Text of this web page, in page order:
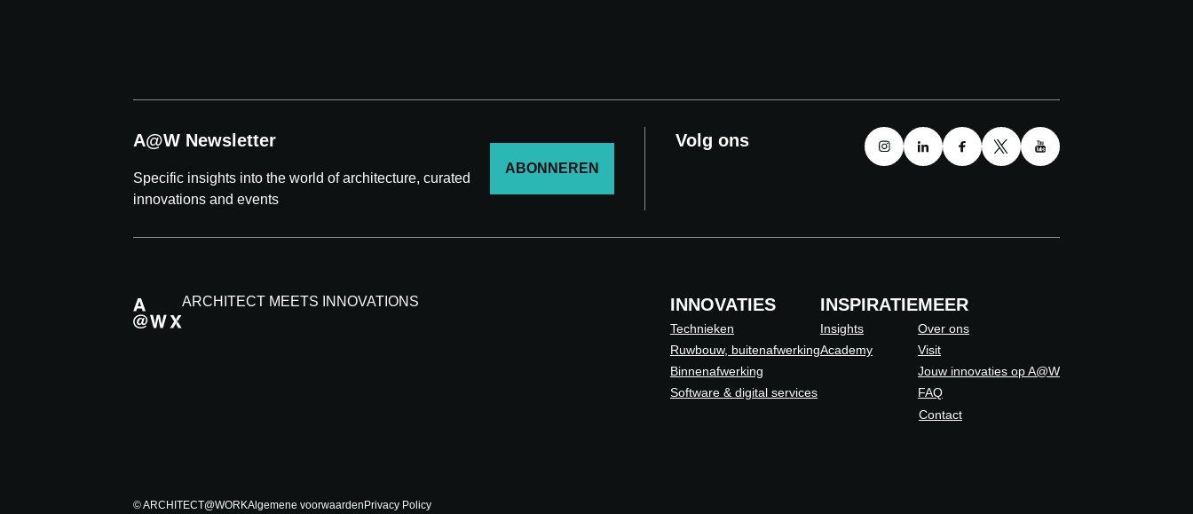
A@W Newsletter
Specific insights into the world of architecture, curated
innovations and events
ABONNEREN
Volg ons
ARCHITECT MEETS INNOVATIONS INNOVATIES
Technieken
Ruwbouw, buitenafwerking
Binnenafwerking
Software & digital services
INSPIRATIE
Insights
Academy
MEER
Over ons
Visit
Jouw innovaties op A@W
FAQ
Contact
© ARCHITECT@WORKAlgemene voorwaarden Privacy Policy